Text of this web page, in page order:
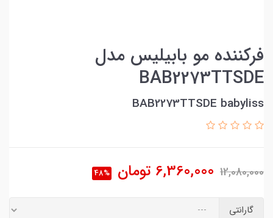
فرکننده مو بابیلیس مدل
BAB2273TTSDE
BAB2273TTSDE babyliss
12,080,000
6,360,000 تومان 48%
گارانتی